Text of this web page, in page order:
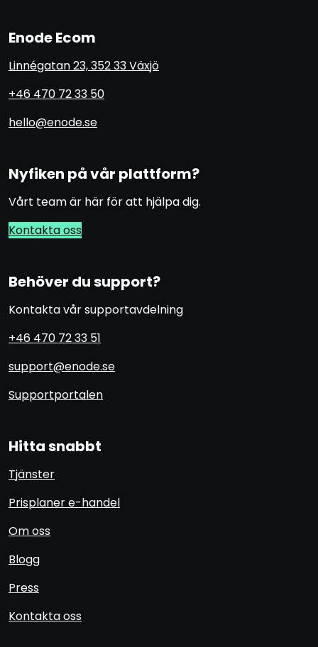
Enode Ecom
Linnégatan 23, 352 33 Växjö
+46 470 72 33 50
hello@enode.se
Nyfiken på vår plattform?
Vårt team är här för att hjälpa dig.
Kontakta oss
Behöver du support?
Kontakta vår supportavdelning
+46 470 72 33 51
support@enode.se
Supportportalen
Hitta snabbt
Tjänster
Prisplaner e-handel
Om oss
Blogg
Press
Kontakta oss